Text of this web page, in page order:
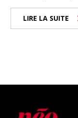
LIRE LA SUITE